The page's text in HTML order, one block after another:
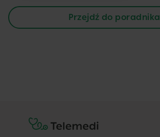
Przejdź do poradnika